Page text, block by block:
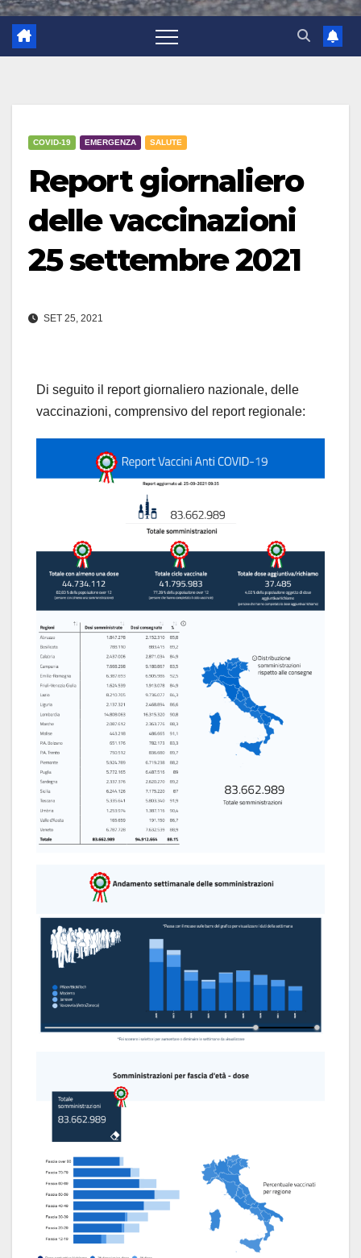
COVID-19 EMERGENZA SALUTE
Report giornaliero
delle vaccinazioni
25 settembre 2021
SET 25, 2021
Di seguito il report giornaliero nazionale, delle
vaccinazioni, comprensivo del report regionale: